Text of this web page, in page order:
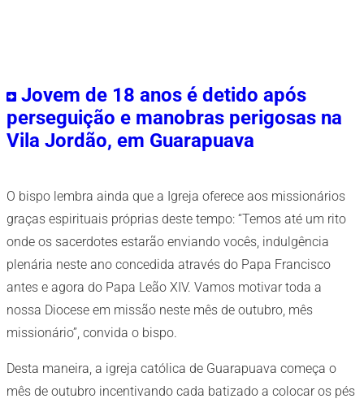
Jovem de 18 anos é detido após
perseguição e manobras perigosas na
Vila Jordão, em Guarapuava
O bispo lembra ainda que a Igreja oferece aos missionários
graças espirituais próprias deste tempo: “Temos até um rito
onde os sacerdotes estarão enviando vocês, indulgência
plenária neste ano concedida através do Papa Francisco
antes e agora do Papa Leão XIV. Vamos motivar toda a
nossa Diocese em missão neste mês de outubro, mês
missionário”, convida o bispo.
Desta maneira, a igreja católica de Guarapuava começa o
mês de outubro incentivando cada batizado a colocar os pés